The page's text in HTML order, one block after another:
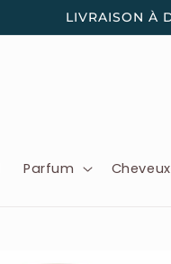
LIVRAISON À
Parfum Cheveux